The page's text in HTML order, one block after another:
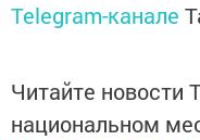
Telegram-канале
Читайте новости
национальном